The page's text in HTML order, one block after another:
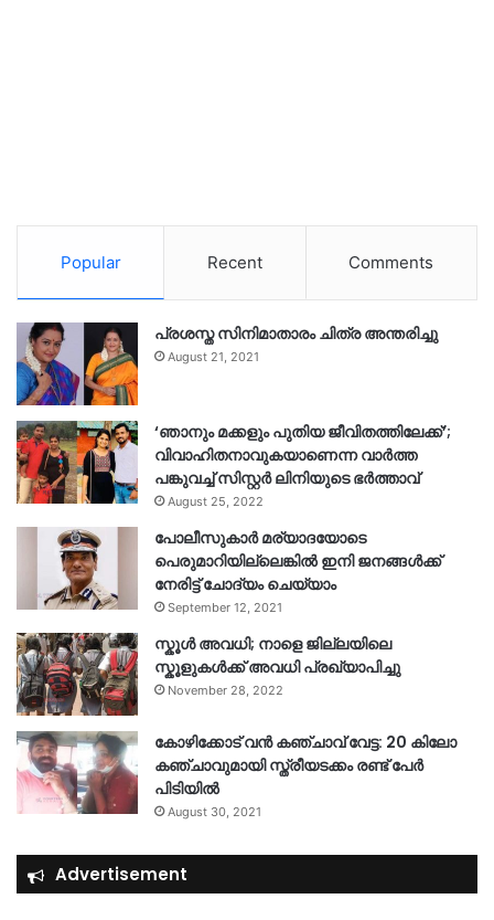
Popular Recent Comments
പ്രശസ്ത സിനിമാതാരം ചിത്ര അന്തരിച്ചു
August 21, 2021
‘ഞാനും മക്കളും പുതിയ ജീവിതത്തിലേക്ക്’;
വിവാഹിതനാവുകയാണെന്ന വാർത്ത
പങ്കുവച്ച് സിസ്റ്റർ ലിനിയുടെ ഭർത്താവ്
August 25, 2022
പോലീസുകാര്‍ മര്യാദയോടെ
പെരുമാറിയില്ലെങ്കില്‍ ഇനി ജനങ്ങള്‍ക്ക്
നേരിട്ട് ചോദ്യം ചെയ്യാം
September 12, 2021
സ്കൂൾ അവധി; നാളെ ജില്ലയിലെ
സ്കൂളുകൾക്ക് അവധി പ്രഖ്യാപിച്ചു
November 28, 2022
കോഴിക്കോട് വൻ കഞ്ചാവ് വേട്ട: 20 കിലോ
കഞ്ചാവുമായി സ്ത്രീയടക്കം രണ്ട് പേർ
പിടിയിൽ
August 30, 2021
Advertisement